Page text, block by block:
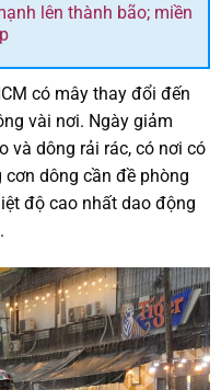
lên thành bão; miền
có mây thay đổi đến
vài nơi. Ngày giảm
và dông rải rác, có nơi có
dông cần đề phòng
độ cao nhất dao động